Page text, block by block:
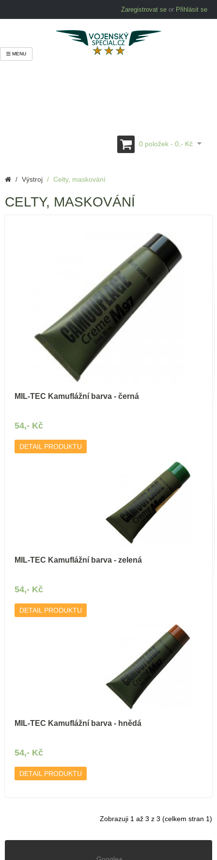
Zaregistrovat se or Přihlásit se
0 položek - 0,- Kč
MENU
Výstroj Celty, maskování
CELTY, MASKOVÁNÍ
MIL-TEC Kamuflážní barva - černá
54,- Kč
DETAIL PRODUKTU
MIL-TEC Kamuflážní barva - zelená
54,- Kč
DETAIL PRODUKTU
MIL-TEC Kamuflážní barva - hnědá
54,- Kč
DETAIL PRODUKTU
Zobrazuji 1 až 3 z 3 (celkem stran 1)